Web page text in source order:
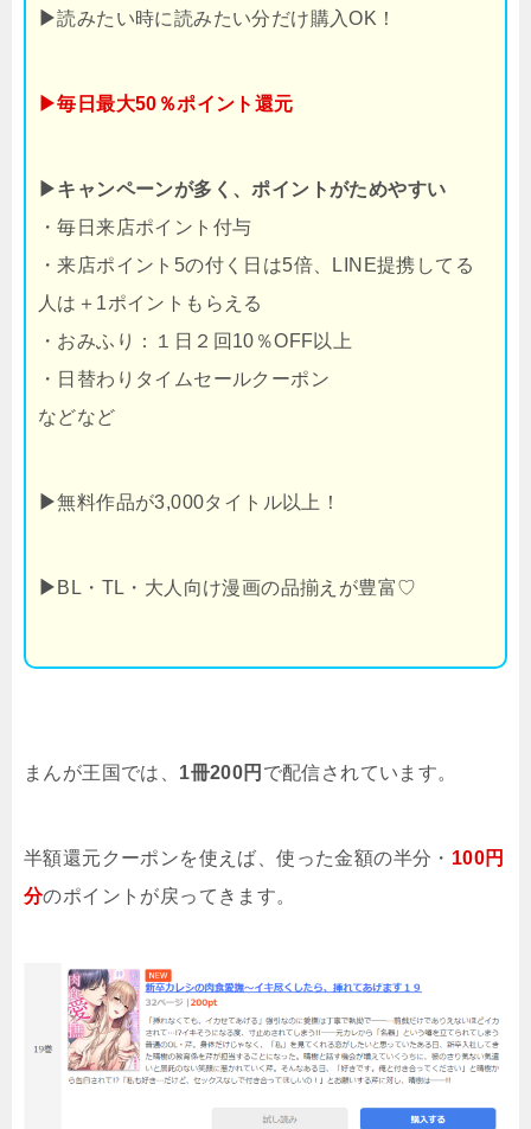
▶読みたい時に読みたい分だけ購入OK！
▶毎日最大50％ポイント還元
▶キャンペーンが多く、ポイントがためやすい
・毎日来店ポイント付与
・来店ポイント5の付く日は5倍、LINE提携してる
人は＋1ポイントもらえる
・おみふり：１日２回10％OFF以上
・日替わりタイムセールクーポン
などなど
▶無料作品が3,000タイトル以上！
▶ BL・TL・大人向け漫画の品揃えが豊富♡
まんが王国では、 1冊200円 で配信されています。
半額還元クーポンを使えば、使った金額の半分・ 100円
分のポイントが戻ってきます。